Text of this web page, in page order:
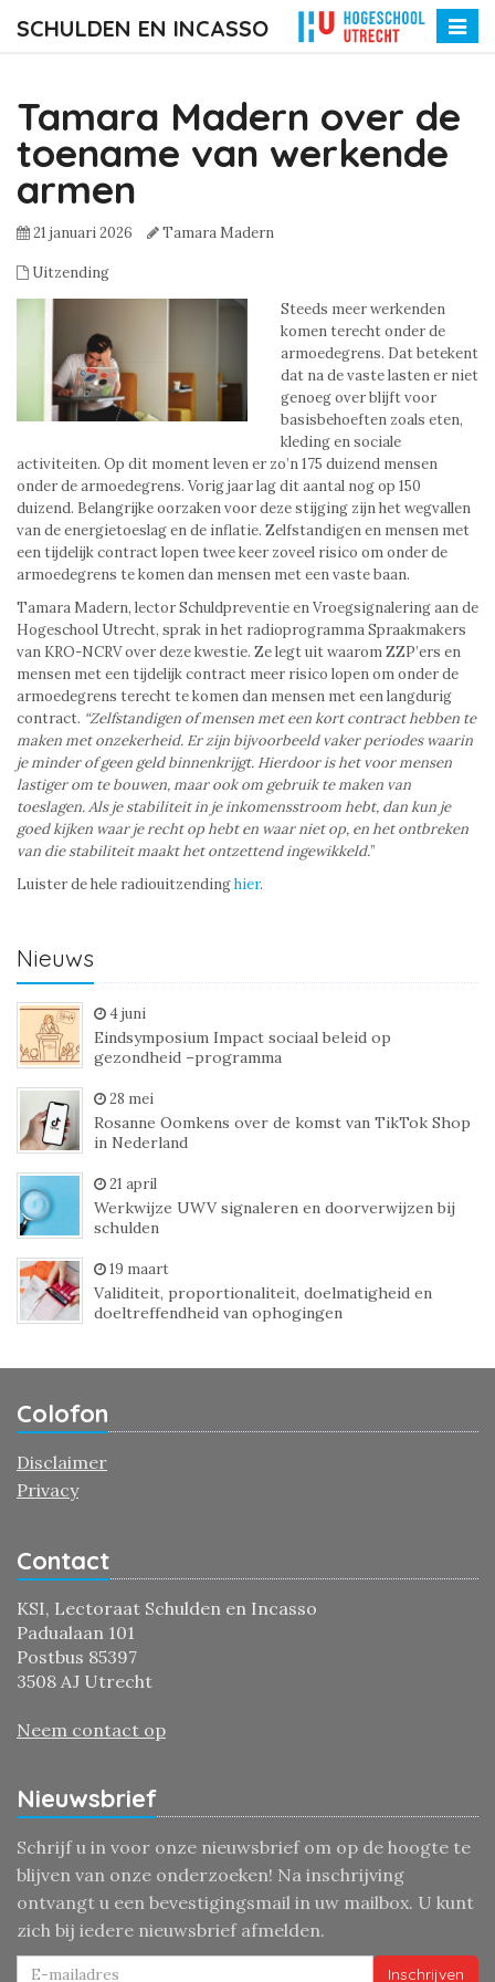
SCHULDEN EN INCASSO
Toggle
Tamara Madern over de
toename van werkende
armen
21 januari 2026 Tamara Madern
Uitzending
Steeds meer werkenden
komen terecht onder de
armoedegrens. Dat betekent
dat na de vaste lasten er niet
genoeg over blijft voor
basisbehoeften zoals eten,
kleding en sociale
activiteiten. Op dit moment leven er zo’n 175 duizend mensen
onder de armoedegrens. Vorig jaar lag dit aantal nog op 150
duizend. Belangrijke oorzaken voor deze stijging zijn het wegvallen
van de energietoeslag en de inflatie. Zelfstandigen en mensen met
een tijdelijk contract lopen twee keer zoveel risico om onder de
armoedegrens te komen dan mensen met een vaste baan.
Tamara Madern, lector Schuldpreventie en Vroegsignalering aan de
Hogeschool Utrecht, sprak in het radioprogramma Spraakmakers
van KRO-NCRV over deze kwestie. Ze legt uit waarom ZZP’ers en
mensen met een tijdelijk contract meer risico lopen om onder de
armoedegrens terecht te komen dan mensen met een langdurig
contract. “Zelfstandigen of mensen met een kort contract hebben te
maken met onzekerheid. Er zijn bijvoorbeeld vaker periodes waarin
je minder of geen geld binnenkrijgt. Hierdoor is het voor mensen
lastiger om te bouwen, maar ook om gebruik te maken van
toeslagen. Als je stabiliteit in je inkomensstroom hebt, dan kun je
goed kijken waar je recht op hebt en waar niet op, en het ontbreken
van die stabiliteit maakt het ontzettend ingewikkeld.”
Luister de hele radiouitzendinghier.
Nieuws
4 juni
Eindsymposium Impact sociaal beleid op
gezondheid –programma
28 mei
Rosanne Oomkens over de komst van TikTok Shop
in Nederland
21 april
Werkwijze UWV signaleren en doorverwijzen bij
schulden
19 maart
Validiteit, proportionaliteit, doelmatigheid en
doeltreffendheid van ophogingen
Colofon
Disclaimer
Privacy
Contact
KSI, Lectoraat Schulden en Incasso
Padualaan 101
Postbus 85397
3508 AJ Utrecht
Neem contact op
Nieuwsbrief
Schrijf u in voor onze nieuwsbrief om op de hoogte te
blijven van onze onderzoeken! Na inschrijving
ontvangt u een bevestigingsmail in uw mailbox. U kunt
zich bij iedere nieuwsbrief afmelden.
Inschrijven